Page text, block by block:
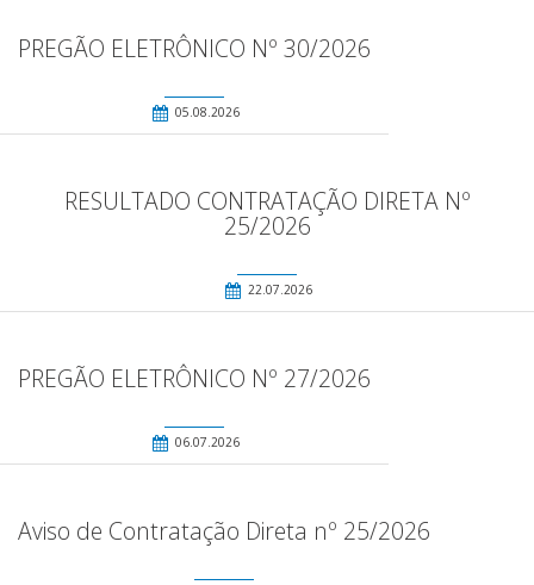
PREGÃO ELETRÔNICO Nº 30/2026
05.08.2026
RESULTADO CONTRATAÇÃO DIRETA Nº
25/2026
22.07.2026
PREGÃO ELETRÔNICO Nº 27/2026
06.07.2026
Aviso de Contratação Direta nº 25/2026